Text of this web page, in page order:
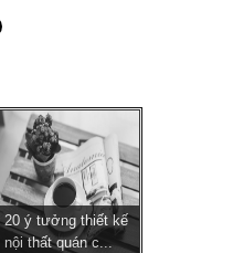
20 ý tưởng thiết kế
nội thất quán c...